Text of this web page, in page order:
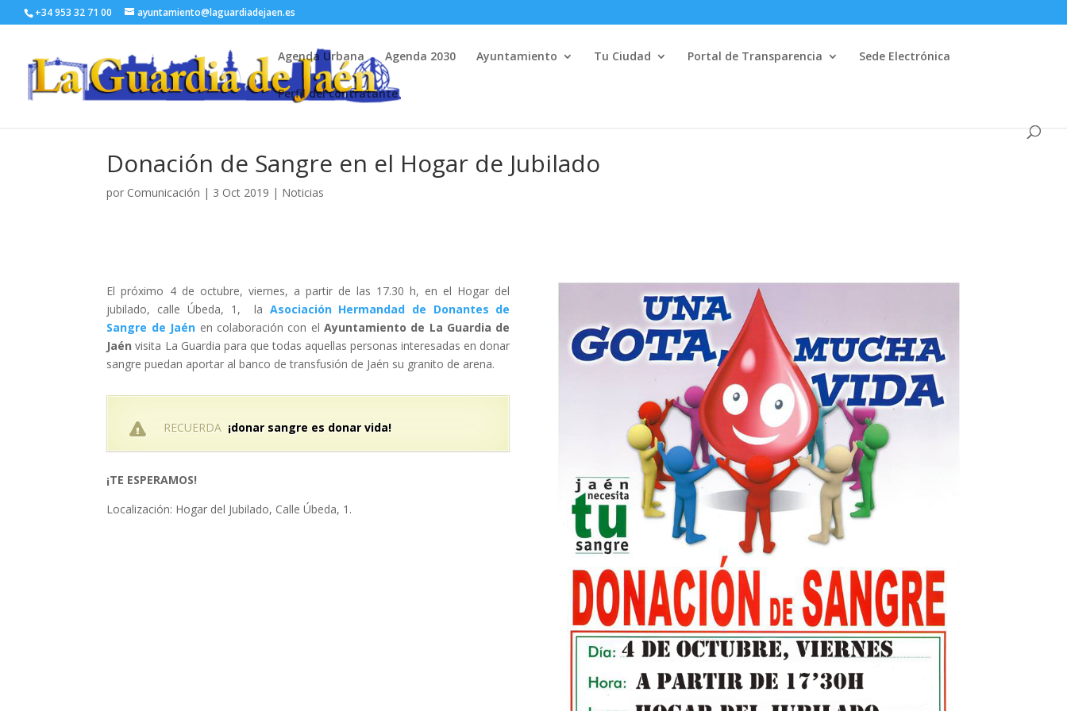
+34 953 32 71 00 ayuntamiento@laguardiadejaen.es
Agenda Urbana Agenda 2030 Ayuntamiento Tu Ciudad Portal de Transparencia Sede Electrónica
Perfil del contratante
Donación de Sangre en el Hogar de Jubilado
por Comunicación | 3 Oct 2019 | Noticias
El próximo 4 de octubre, viernes, a partir de las 17.30 h, en el Hogar del
jubilado, calle Úbeda, 1 , la Asociación Hermandad de Donantes de
Sangre de Jaén en colaboración con el Ayuntamiento de La Guardia de
Jaén visita La Guardia para que todas aquellas personas interesadas en donar
sangre puedan aportar al banco de transfusión de Jaén su granito de arena.
RECUERDA ¡donar sangre es donar vida!
¡TE ESPERAMOS!
Localización: Hogar del Jubilado, Calle Úbeda, 1.